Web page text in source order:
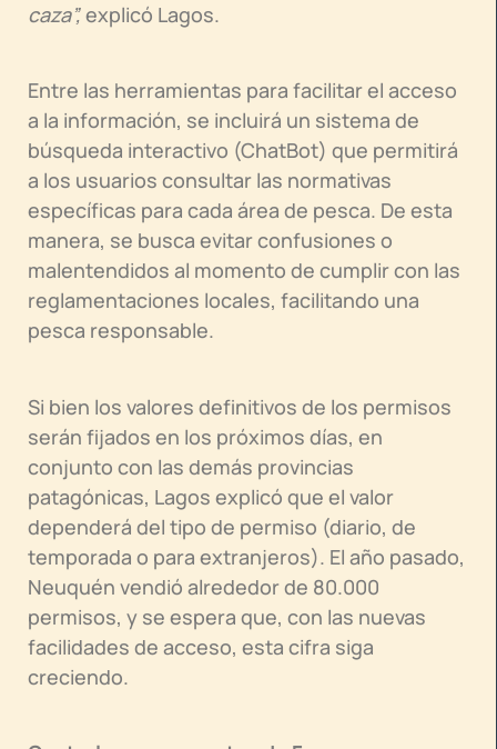
caza”,explicó Lagos.
Entre las herramientas para facilitar el acceso
a la información, se incluirá un sistema de
búsqueda interactivo (ChatBot) que permitirá
a los usuarios consultar las normativas
específicas para cada área de pesca. De esta
manera, se busca evitar confusiones o
malentendidos al momento de cumplir con las
reglamentaciones locales, facilitando una
pesca responsable.
Si bien los valores definitivos de los permisos
serán fijados en los próximos días, en
conjunto con las demás provincias
patagónicas, Lagos explicó que el valor
dependerá del tipo de permiso (diario, de
temporada o para extranjeros). El año pasado,
Neuquén vendió alrededor de 80.000
permisos, y se espera que, con las nuevas
facilidades de acceso, esta cifra siga
creciendo.